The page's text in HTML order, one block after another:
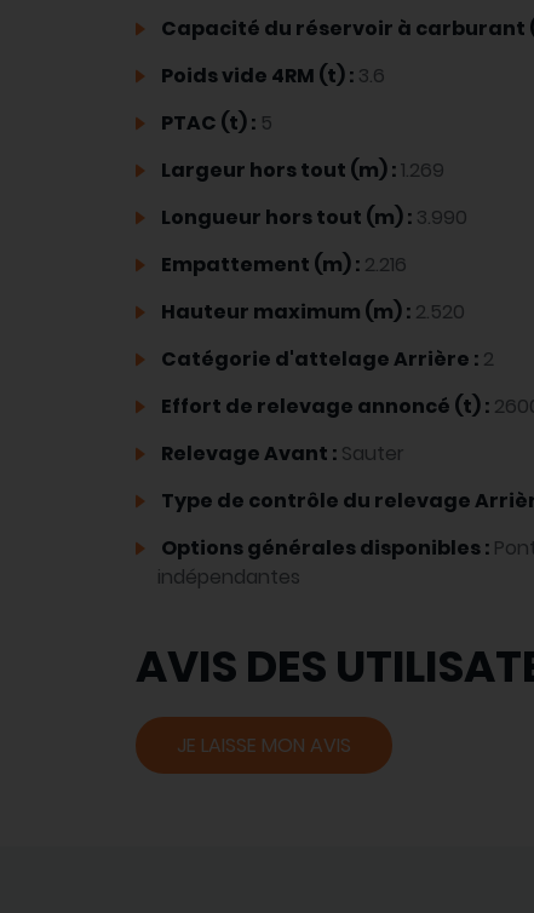
Capacité du réservoir à carburant
Poids vide 4RM (t) : 3.6
PTAC (t) : 5
Largeur hors tout (m) :1.269
Longueur hors tout (m) : 3.990
Empattement (m) : 2.216
Hauteur maximum (m) : 2.520
Catégorie d'attelage Arrière : 2
Effort de relevage annoncé (t) :
Relevage Avant : Sauter
Type de contrôle du relevage
Options générales disponibles :
indépendantes
AVIS DES
JE LAISSE MON AVIS